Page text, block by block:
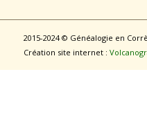
2015-2024 © Généalogie en
Création site internet :